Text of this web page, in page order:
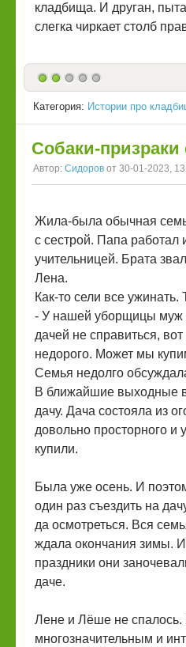
кладбища. И друган,
слегка чиркает столб
Категория: Истории про
Собаки-
Автор: Сидоров от 30-01-2023,
Жила-была обычная
с сестрой. Папа
учительницей. Брата
Лена.
Как-то сели все ужинать.
- У нашей уборщицы муж
дачей не справиться,
недорого. Может мы
Семья недолго
В ближайшие выходные
дачу. Дача состояла из
довольно просторного и
купили.
Была уже осень. И
один раз съездить на
да осмотреться. Вся
ждала окончания зимы.
праздники они
даче.
Лене и Лёше не спалось.
многозначительным и